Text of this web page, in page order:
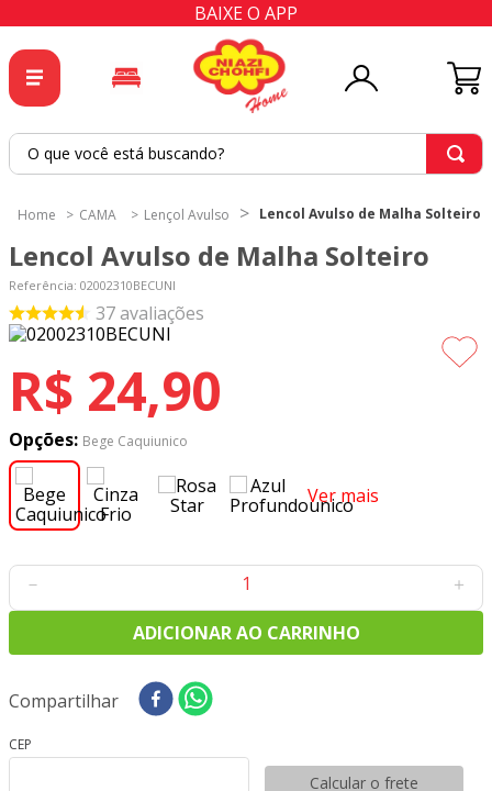
BAIXE O APP
O que você está buscando?
CAMA Lençol Avulso Lencol Avulso de Malha Solteiro
Lencol Avulso de Malha Solteiro
Referência: 02002310BECUNI
37avaliações
R$ 24,90
Opções: Bege Caquiunico
Ver mais
＋
－
ADICIONAR AO CARRINHO
Compartilhar
CEP
Calcular o frete
2º
tapete
3º
cortina
4º
tecido percal
5º
tapetes
7º
tecido tricoline
8º
tricoline digital